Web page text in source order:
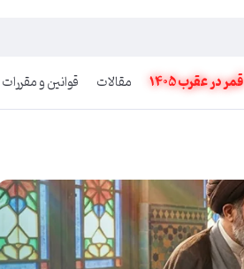
قمر در عقرب 1405 مقالات قوانین و مقررات